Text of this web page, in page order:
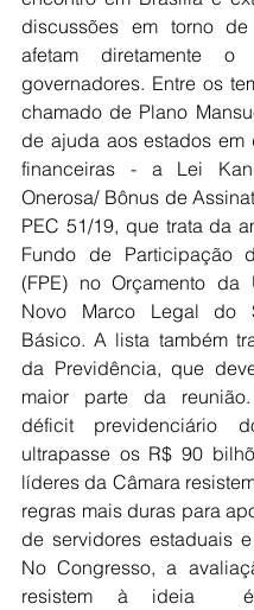
discussões em torno
afetam diretamente
governadores. Entre os
chamado de Plano
de ajuda aos estados em
financeiras - a Lei
Onerosa/ Bônus de
PEC 51/19, que trata da
Fundo de Participação
(FPE) no Orçamento
Novo Marco Legal do
Básico. A lista também
da Previdência, que
maior parte da
déficit previdenciário
ultrapasse os R$ 90
líderes da Câmara
regras mais duras para
de servidores estaduais
No Congresso, a
resistem à ideia